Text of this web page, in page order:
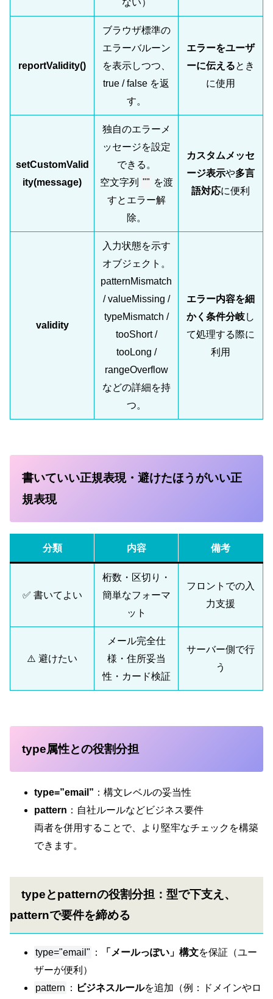
ない）
reportValidity()
ブラウザ標準の
エラーバルーン
を表示しつつ、
true / false を返
す。
エラーをユーザ
ーに伝えるとき
に使用
setCustomValid
ity(message)
独自のエラーメ
ッセージを設定
できる。
空文字列 "" を渡
すとエラー解
除。
カスタムメッセ
ージ表示や多言
語対応に便利
validity
入力状態を示す
オブジェクト。
patternMismatch
/ valueMissing /
typeMismatch /
tooShort /
tooLong /
rangeOverflow
などの詳細を持
つ。
エラー内容を細
かく条件分岐し
て処理する際に
利用
書いていい正規表現・避けたほうがいい正
規表現
分類 内容 備考
✅ 書いてよい
桁数・区切り・
簡単なフォーマ
ット
フロントでの入
力支援
⚠️ 避けたい
メール完全仕
様・住所妥当
性・カード検証
サーバー側で行
う
type属性との役割分担
type=”email” ：構文レベルの妥当性
pattern ：自社ルールなどビジネス要件
両者を併用することで、より堅牢なチェックを構築
できます。
typeとpatternの役割分担：型で下支え、
patternで要件を締める
type="email" ： 「メールっぽい」構文を保証（ユー
ザーが便利）
pattern ： ビジネスルールを追加（例：ドメインやロ